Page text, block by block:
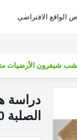
الواقع الافتراضي
شيفرون الأرضيات
دراسة
الصلبة 600 مم